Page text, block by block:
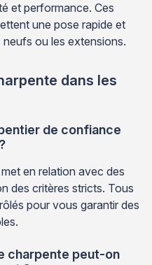
et performance. Ces
une pose rapide et
ou les extensions.
dans les
de confiance
en relation avec des
des critères stricts. Tous
pour vous garantir des
charpente peut-on